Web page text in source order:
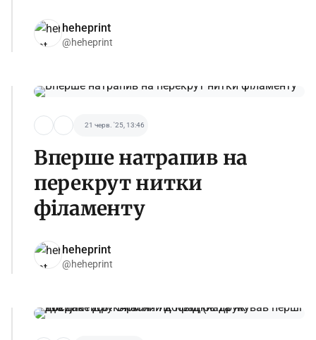
heheprint
@heheprint
21 черв. '25, 13:46
Вперше натрапив на
перекрут нитки
філаменту
heheprint
@heheprint